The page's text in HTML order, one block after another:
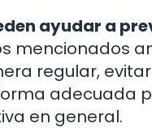
ayudar a
mencionados
regular,
adecuada
en general.